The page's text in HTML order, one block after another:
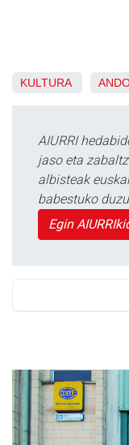
KULTURA
AIURRI
jaso eta
albisteak
babestuko duzu.
Egin